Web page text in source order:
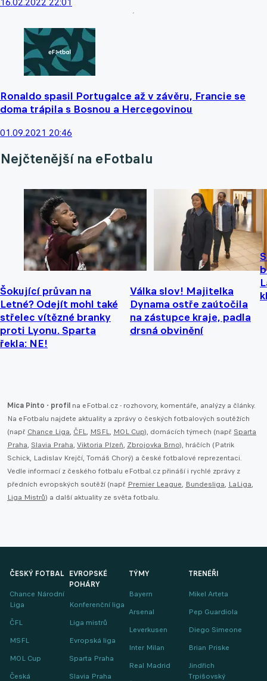
16.02.2022 22:01
Ronaldo spasil Portugalce až v závěru, Francie se
doma trápila s Bosnou a Hercegovinou
01.09.2021 20:46
Nejčtenější na eFotbalu
Šokující průvan na
Letné? Odejít mohl také
střelec vítězné branky
proti Lyonu. Sparta
řekla: NE!
Válka slov! Majitelka
Dynama ostře zaútočila
na zástupce kraje, padla
drsná obvinění
Mica Pinto - profil na eFotbal.cz - rozhovory, komentáře, analýzy a články.
Na eFotbalu najdete aktuality a zprávy o českých fotbalových soutěžích
(např. Chance Liga, ČFL, MSFL, MOL Cup), domácích týmech (např. Sparta
Praha, Slavia Praha, Viktoria Plzeň, Zbrojovka Brno), hráčích (Patrik
Schick, Ladislav Krejčí, Tomáš Chorý) a české fotbalové reprezentaci.
Vedle informací z českého fotbalu eFotbal.cz přináší i rychlé zprávy z
předních evropských soutěží (např. Premier League, Bundesliga, LaLiga,
Liga Mistrů) a další aktuality ze světa fotbalu.
ČESKÝ FOTBAL
Chance Národní
Liga
ČFL
MSFL
MOL Cup
Česká
EVROPSKÉ
POHÁRY
Konferenční liga
Liga mistrů
Evropská liga
Sparta Praha
Slavia Praha
TÝMY
Bayern
Arsenal
Leverkusen
Inter Milan
Real Madrid
TRENÉŘI
Mikel Arteta
Pep Guardiola
Diego Simeone
Brian Priske
Jindřich
Trpišovský